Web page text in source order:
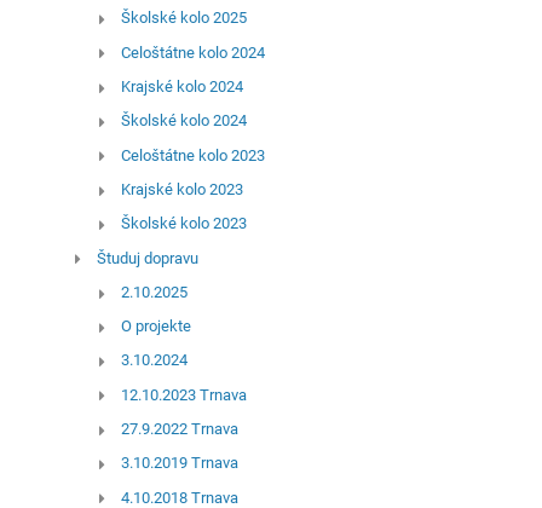
Školské kolo 2025
Celoštátne kolo 2024
Krajské kolo 2024
Školské kolo 2024
Celoštátne kolo 2023
Krajské kolo 2023
Školské kolo 2023
Študuj dopravu
2.10.2025
O projekte
3.10.2024
12.10.2023 Trnava
27.9.2022 Trnava
3.10.2019 Trnava
4.10.2018 Trnava